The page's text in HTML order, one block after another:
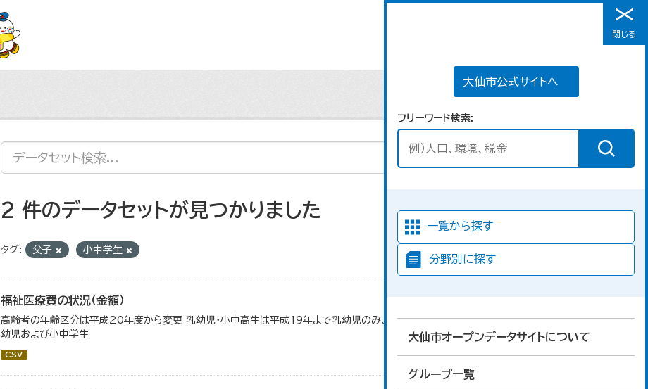
メニュー
大仙市公式サイトへ
フリーワード検索
一覧から探す
分野別に探す
大仙市オープンデータサイトについて
グループ一覧
閉じる
2 件のデータセットが見つかりました
タグ: 父子 小中学生
福祉医療費の状況（金額）
高齢者の年齢区分は平成20年度から変更 乳幼児・小中高生は平成19年まで乳幼児のみ、平成20年度から令和元年度までは乳
幼児および小中学生
CSV